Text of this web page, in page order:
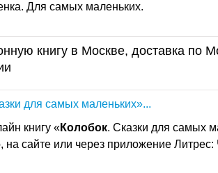
Для самых маленьких.
книгу в Москве, доставка по
для самых маленьких»...
книгу «Колобок. Сказки для самых
на сайте или через приложение